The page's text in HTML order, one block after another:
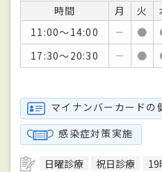
時間 月 火
11:00～14:00
－ ●
17:30～20:30
－ ●
マイナンバーカードの
感染症対策実施
日曜診療 祝日診療 19